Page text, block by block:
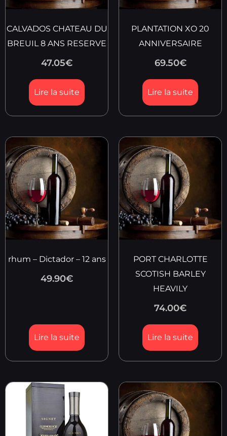
CALVADOS CHATEAU DU
BREUIL 8 ANS RESERVE
47.05€
Lire la suite
PLANTATION XO 20
ANNIVERSAIRE
69.50€
Lire la suite
rhum – Dictador – 12 ans
49.90€
Lire la suite
PORT CHARLOTTE
SCOTISH BARLEY
HEAVILY
74.00€
Lire la suite